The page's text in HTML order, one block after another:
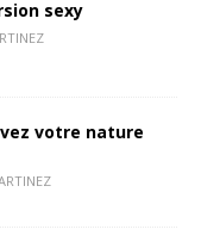
sexy
votre nature